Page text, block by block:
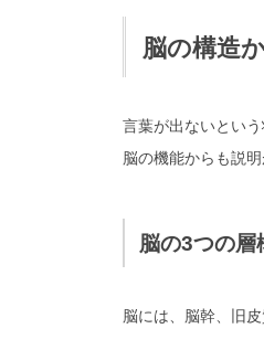
脳の構造
言葉が出ないとい
脳の機能からも説明
脳の3つの層
脳には、 脳幹、旧